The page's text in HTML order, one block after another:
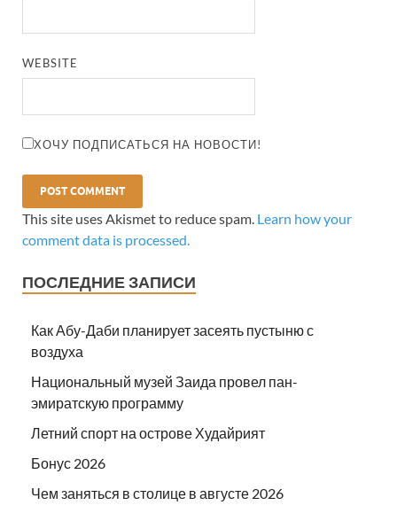
WEBSITE
ХОЧУ ПОДПИСАТЬСЯ НА НОВОСТИ!
This site uses Akismet to reduce spam. Learn how your
comment data is processed.
ПОСЛЕДНИЕ ЗАПИСИ
Как Абу-Даби планирует засеять пустыню с
воздуха
Национальный музей Заида провел пан-
эмиратскую программу
Летний спорт на острове Худайрият
Бонус 2026
Чем заняться в столице в августе 2026